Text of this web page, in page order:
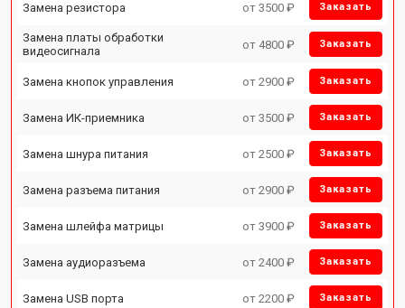
Замена резистора от 3500 ₽ Заказать
Замена платы обработки
видеосигнала
от 4800 ₽ Заказать
Замена кнопок управления от 2900 ₽ Заказать
Замена ИК-приемника от 3500 ₽ Заказать
Замена шнура питания от 2500 ₽ Заказать
Замена разъема питания от 2900 ₽ Заказать
Замена шлейфа матрицы от 3900 ₽ Заказать
Замена аудиоразъема от 2400 ₽ Заказать
Замена USB порта от 2200 ₽ Заказать